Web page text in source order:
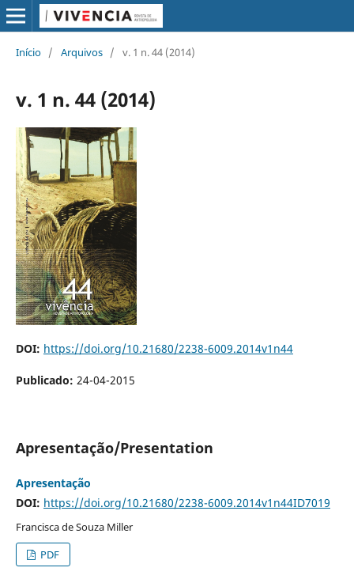
Início / Arquivos / v. 1 n. 44 (2014)
v. 1 n. 44 (2014)
DOI: https://doi.org/10.21680/2238-6009.2014v1n44
Publicado: 24-04-2015
Apresentação/Presentation
Apresentação
DOI: https://doi.org/10.21680/2238-6009.2014v1n44ID7019
Francisca de Souza Miller
PDF